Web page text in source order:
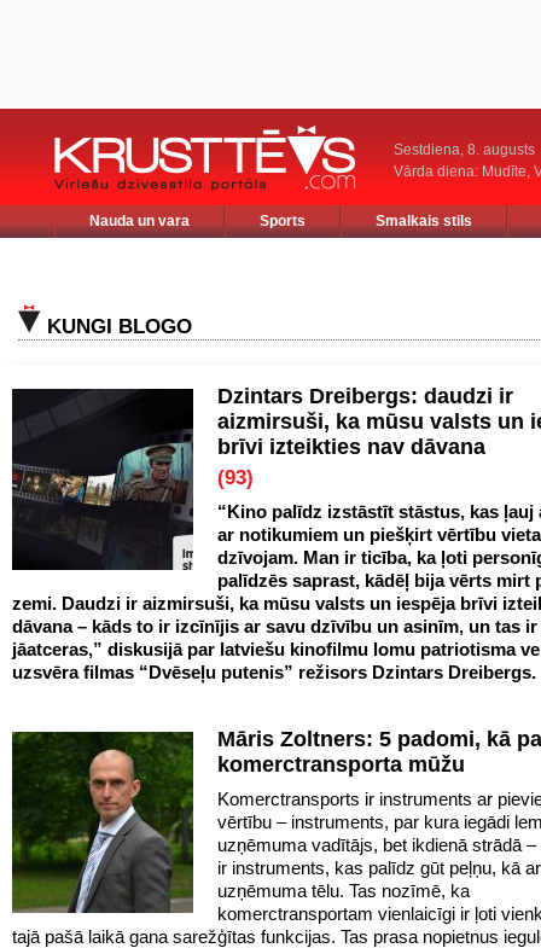
Sestdiena, 8. augusts
Vārda diena: Mudīte,
Nauda un vara Sports Smalkais stils
KUNGI BLOGO
Dzintars Dreibergs: daudzi ir
aizmirsuši, ka mūsu valsts un
brīvi izteikties nav dāvana
(93)
“Kino palīdz izstāstīt stāstus, kas ļauj
ar notikumiem un piešķirt vērtību
dzīvojam. Man ir ticība, ka ļoti
palīdzēs saprast, kādēļ bija vērts mirt
zemi. Daudzi ir aizmirsuši, ka mūsu valsts un iespēja brīvi
dāvana – kāds to ir izcīnījis ar savu dzīvību un asinīm, un tas ir
jāatceras,” diskusijā par latviešu kinofilmu lomu patriotisma
uzsvēra filmas “Dvēseļu putenis” režisors Dzintars Dreibergs.
Māris Zoltners: 5 padomi, kā
komerctransporta mūžu
Komerctransports ir instruments ar
vērtību – instruments, par kura iegādi
uzņēmuma vadītājs, bet ikdienā strādā
ir instruments, kas palīdz gūt peļņu, kā
uzņēmuma tēlu. Tas nozīmē, ka
komerctransportam vienlaicīgi ir ļoti
tajā pašā laikā gana sarežģītas funkcijas. Tas prasa nopietnus